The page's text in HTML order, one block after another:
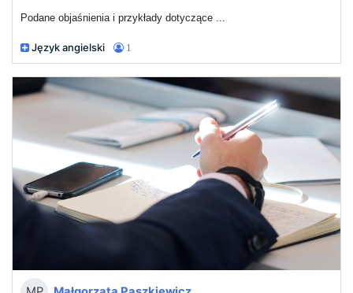
Podane objaśnienia i przykłady dotyczące ...
Język angielski 1